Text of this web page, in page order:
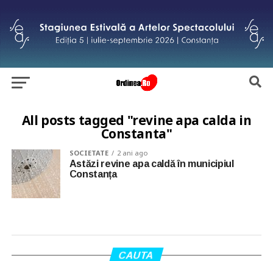
All posts tagged "revine apa calda in
Constanta"
SOCIETATE 2 ani ago
Astăzi revine apa caldă în municipiul
Constanța
CAUTA